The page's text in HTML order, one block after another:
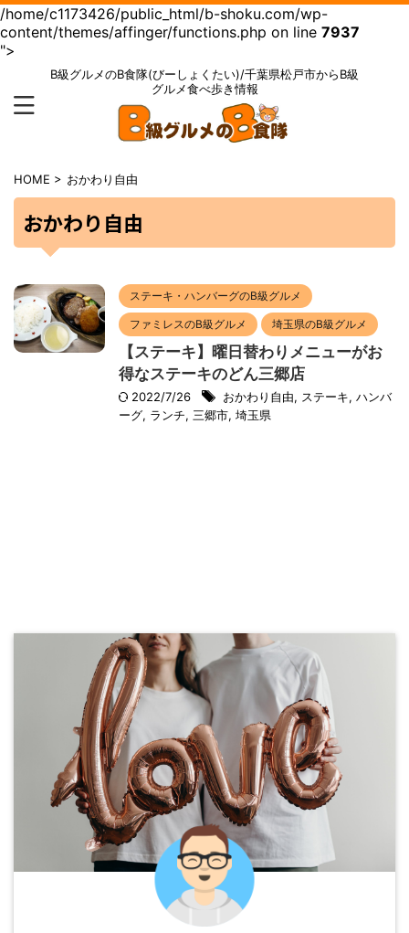
/home/c1173426/public_html/b-shoku.com/wp-
content/themes/affinger/functions.php on line 7937
">
B級グルメのB食隊(びーしょくたい)/千葉県松戸市からB級
グルメ食べ歩き情報
HOME > おかわり自由
おかわり自由
ステーキ・ハンバーグのB級グルメ
ファミレスのB級グルメ 埼玉県のB級グルメ
【ステーキ】曜日替わりメニューがお
得なステーキのどん三郷店
2022/7/26 おかわり自由, ステーキ, ハンバ
ーグ, ランチ, 三郷市, 埼玉県